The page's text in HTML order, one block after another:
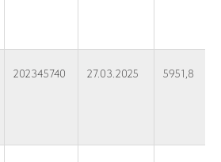
202345740 27.03.2025 5951,8